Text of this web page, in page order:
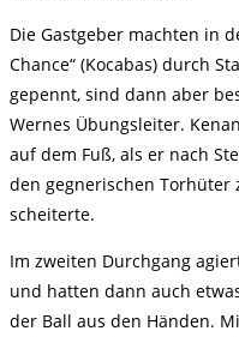
Die Gastgeber machten in
Chance“ (Kocabas) durch
gepennt, sind dann aber
Wernes Übungsleiter.
auf dem Fuß, als er nach
den gegnerischen Torhüter
scheiterte.
Im zweiten Durchgang
und hatten dann auch
der Ball aus den Händen.